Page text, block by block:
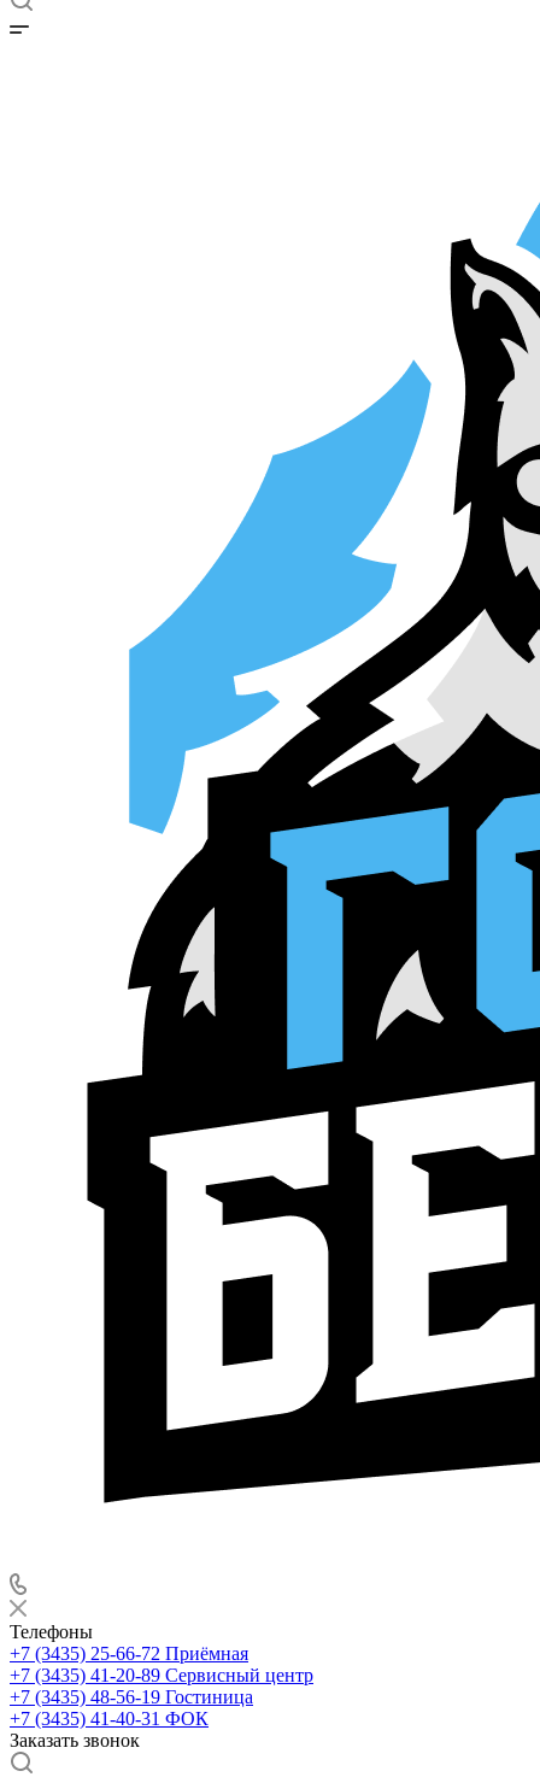
Телефоны
+7 (3435) 25-66-72 Приёмная
+7 (3435) 41-20-89 Сервисный центр
+7 (3435) 48-56-19 Гостиница
+7 (3435) 41-40-31 ФОК
Заказать звонок